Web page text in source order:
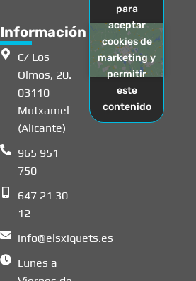
Información
C/ Los
Olmos, 20.
03110
Mutxamel
(Alicante)
965 951
750
647 21 30
12
info@elsxiquets.es
Lunes a
para
aceptar
cookies de
marketing y
permitir
este
contenido